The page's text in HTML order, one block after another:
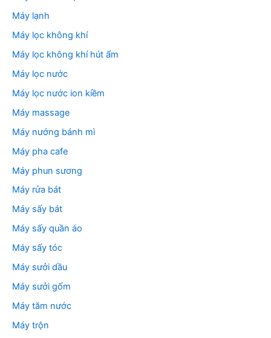
Máy lạnh
Máy lọc không khí
Máy lọc không khí hút ẩm
Máy lọc nước
Máy lọc nước ion kiềm
Máy massage
Máy nướng bánh mì
Máy pha cafe
Máy phun sương
Máy rửa bát
Máy sấy bát
Máy sấy quần áo
Máy sấy tóc
Máy sưởi dầu
Máy sưởi gốm
Máy tăm nước
Máy trộn